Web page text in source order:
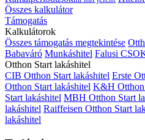
Összes kalkulátor
Támogatás
Kalkulátorok
Összes támogatás megtekintése
Babaváró Munkáshitel Falusi
Otthon Start lakáshitel
CIB Otthon Start lakáshitel Erste
Otthon Start lakáshitel K&H Otthon
Start lakáshitel MBH Otthon Start
lakáshitel Raiffeisen Otthon Start
lakáshitel